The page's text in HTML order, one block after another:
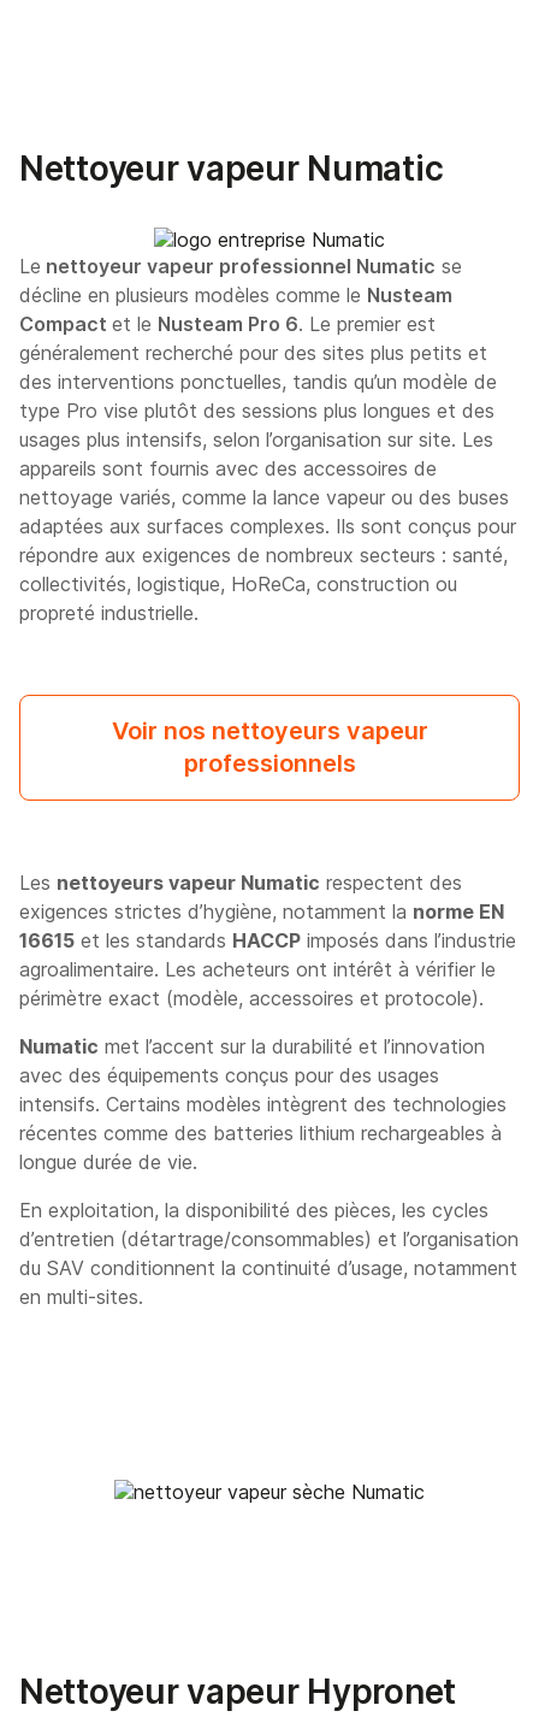
Nettoyeur vapeur Numatic
Le nettoyeur vapeur professionnel Numatic se
décline en plusieurs modèles comme le Nusteam
Compact et le Nusteam Pro 6. Le premier est
généralement recherché pour des sites plus petits et
des interventions ponctuelles, tandis qu’un modèle de
type Pro vise plutôt des sessions plus longues et des
usages plus intensifs, selon l’organisation sur site. Les
appareils sont fournis avec des accessoires de
nettoyage variés, comme la lance vapeur ou des buses
adaptées aux surfaces complexes. Ils sont conçus pour
répondre aux exigences de nombreux secteurs : santé,
collectivités, logistique, HoReCa, construction ou
propreté industrielle.
Voir nos nettoyeurs vapeur
professionnels
Les nettoyeurs vapeur Numatic respectent des
exigences strictes d’hygiène, notamment la norme EN
16615 et les standards HACCP imposés dans l’industrie
agroalimentaire. Les acheteurs ont intérêt à vérifier le
périmètre exact (modèle, accessoires et protocole).
Numatic met l’accent sur la durabilité et l’innovation
avec des équipements conçus pour des usages
intensifs. Certains modèles intègrent des technologies
récentes comme des batteries lithium rechargeables à
longue durée de vie.
En exploitation, la disponibilité des pièces, les cycles
d’entretien (détartrage/consommables) et l’organisation
du SAV conditionnent la continuité d’usage, notamment
en multi-sites.
Nettoyeur vapeur Hypronet